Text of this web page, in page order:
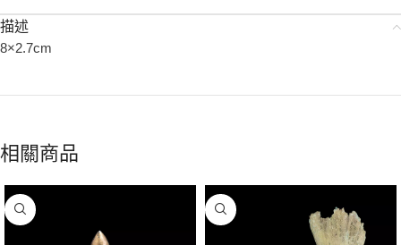
描述
8×2.7cm
相關商品